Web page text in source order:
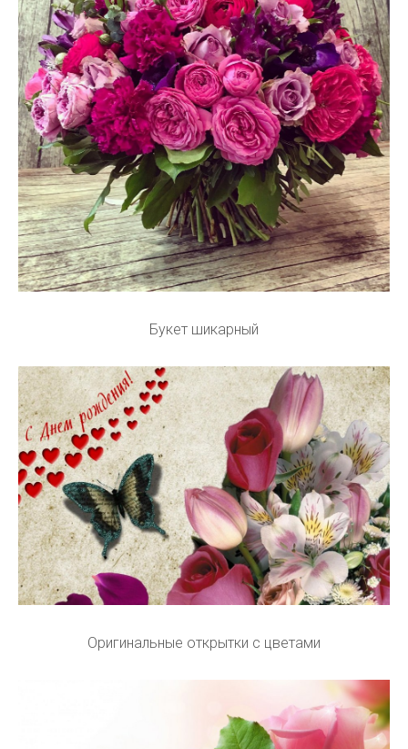
Букет шикарный
Оригинальные открытки с цветами